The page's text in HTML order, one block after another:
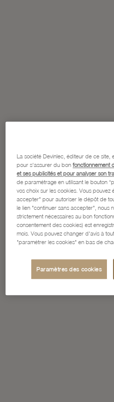
La société Devinlec, éditeur de ce site,
pour s'assurer du bonfonctionnement
et ses publicités et pour analyser son
de paramétrage en utilisant le bouton
vos choix sur les cookies. Vous pouvez
accepter" pour autoriser le dépôt de
le lien "continuer sans accepter", nous
strictement nécessaires au bon
consentement des cookies) est
mois. Vous pouvez changer d'avis à
"paramétrer les cookies" en bas de
Paramètres des cookies